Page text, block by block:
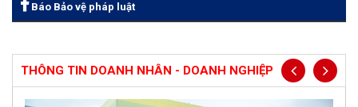
Báo Bảo vệ pháp luật
THÔNG TIN DOANH NHÂN - DOANH NGHIỆP